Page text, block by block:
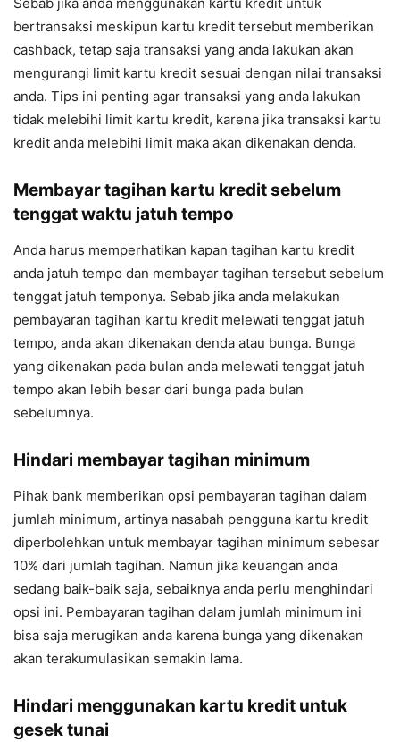
bertransaksi meskipun kartu kredit tersebut memberikan
cashback, tetap saja transaksi yang anda lakukan akan
mengurangi limit kartu kredit sesuai dengan nilai transaksi
anda. Tips ini penting agar transaksi yang anda lakukan
tidak melebihi limit kartu kredit, karena jika transaksi kartu
kredit anda melebihi limit maka akan dikenakan denda.
Membayar tagihan kartu kredit sebelum
tenggat waktu jatuh tempo
Anda harus memperhatikan kapan tagihan kartu kredit
anda jatuh tempo dan membayar tagihan tersebut sebelum
tenggat jatuh temponya. Sebab jika anda melakukan
pembayaran tagihan kartu kredit melewati tenggat jatuh
tempo, anda akan dikenakan denda atau bunga. Bunga
yang dikenakan pada bulan anda melewati tenggat jatuh
tempo akan lebih besar dari bunga pada bulan
sebelumnya.
Hindari membayar tagihan minimum
Pihak bank memberikan opsi pembayaran tagihan dalam
jumlah minimum, artinya nasabah pengguna kartu kredit
diperbolehkan untuk membayar tagihan minimum sebesar
10% dari jumlah tagihan. Namun jika keuangan anda
sedang baik-baik saja, sebaiknya anda perlu menghindari
opsi ini. Pembayaran tagihan dalam jumlah minimum ini
bisa saja merugikan anda karena bunga yang dikenakan
akan terakumulasikan semakin lama.
Hindari menggunakan kartu kredit untuk
gesek tunai